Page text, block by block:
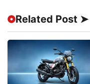
Related Post ➤